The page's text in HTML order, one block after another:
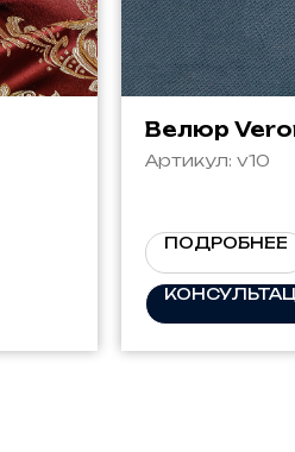
Велюр
Артикул: v10
ПОДРОБНЕЕ